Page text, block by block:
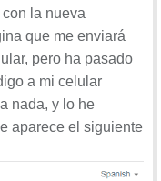
la nueva
que me enviará
pero ha pasado
a mi celular
nada, y lo he
aparece el siguiente